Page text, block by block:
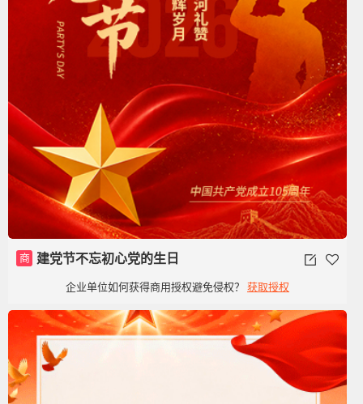
商 建党节不忘初心党的生日
企业单位如何获得商用授权避免侵权？ 获取授权